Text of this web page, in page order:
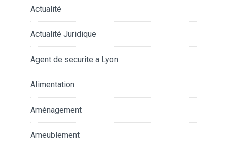
Actualité
Actualité Juridique
Agent de securite a Lyon
Alimentation
Aménagement
Ameublement